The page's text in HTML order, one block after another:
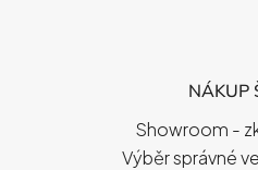
NÁKUP
Showroom -
Výběr správné